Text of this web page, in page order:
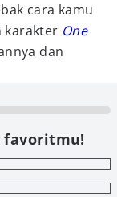
cara kamu
karakter One
dan
favoritmu!